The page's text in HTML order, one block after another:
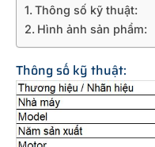
Thông số kỹ thuật:
Hình ảnh sản phẩm:
Thông số kỹ thuật: